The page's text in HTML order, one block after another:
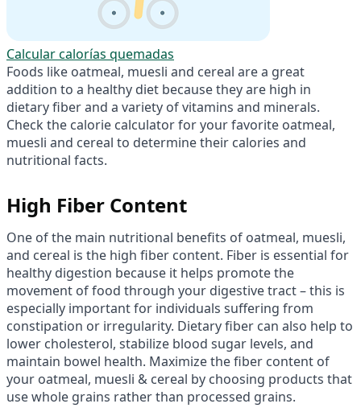
Calcular calorías quemadas
Foods like oatmeal, muesli and cereal are a great
addition to a healthy diet because they are high in
dietary fiber and a variety of vitamins and minerals.
Check the calorie calculator for your favorite oatmeal,
muesli and cereal to determine their calories and
nutritional facts.
High Fiber Content
One of the main nutritional benefits of oatmeal, muesli,
and cereal is the high fiber content. Fiber is essential for
healthy digestion because it helps promote the
movement of food through your digestive tract – this is
especially important for individuals suffering from
constipation or irregularity. Dietary fiber can also help to
lower cholesterol, stabilize blood sugar levels, and
maintain bowel health. Maximize the fiber content of
your oatmeal, muesli & cereal by choosing products that
use whole grains rather than processed grains.